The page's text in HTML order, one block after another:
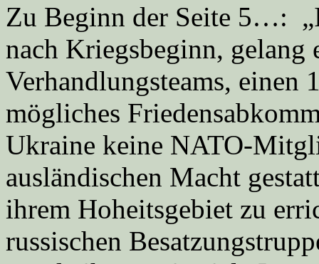
Zu Beginn der Seite 5…:
nach Kriegsbeginn, gelang
Verhandlungsteams,
mögliches
Ukraine keine NATO-
ausländischen Macht
ihrem Hoheitsgebiet zu
russischen